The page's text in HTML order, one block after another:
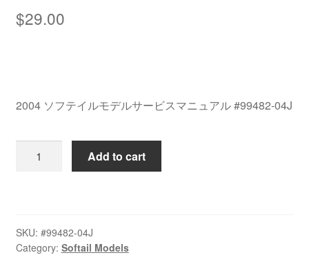
$29.00
2004 ソフテイルモデルサービスマニュアル #99482-04J
2004
ル
モ
Add to cart
SKU: #99482-04J
Category: Softail Models